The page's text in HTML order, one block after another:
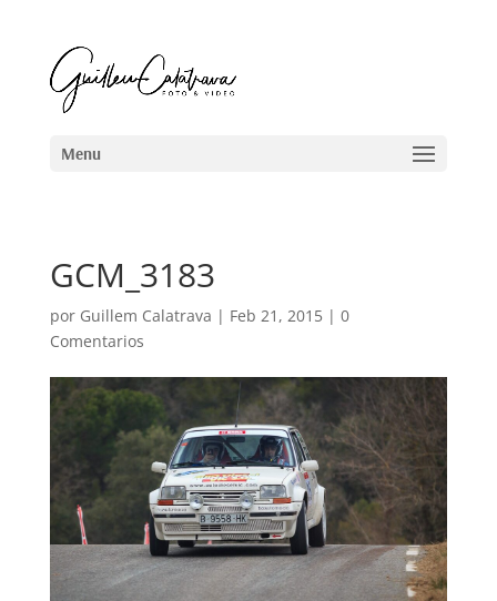
GCM_3183
por Guillem Calatrava | Feb 21, 2015| 0
Comentarios